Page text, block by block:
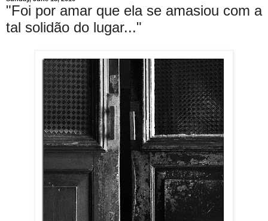
"Foi por amar que ela se amasiou com a
tal solidão do lugar..."